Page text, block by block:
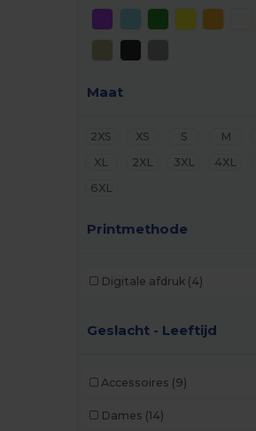
Maat
2XS XS S M
XL
2XL 3XL 4XL
6XL
Printmethode
Digitale afdruk (4)
Geslacht - Leeftijd
Accessoires (9)
Dames (14)